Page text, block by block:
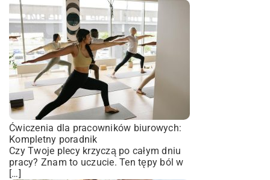
Ćwiczenia dla pracowników biurowych:
Kompletny poradnik
Czy Twoje plecy krzyczą po całym dniu
pracy? Znam to uczucie. Ten tępy ból w
[…]